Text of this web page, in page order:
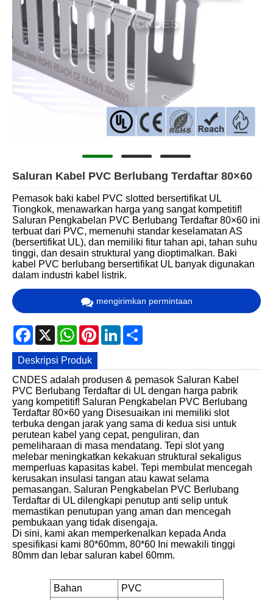
Saluran Kabel PVC Berlubang Terdaftar 80×60
Pemasok baki kabel PVC slotted bersertifikat UL
Tiongkok, menawarkan harga yang sangat kompetitif!
Saluran Pengkabelan PVC Berlubang Terdaftar 80×60 ini
terbuat dari PVC, memenuhi standar keselamatan AS
(bersertifikat UL), dan memiliki fitur tahan api, tahan suhu
tinggi, dan desain struktural yang dioptimalkan. Baki
kabel PVC berlubang bersertifikat UL banyak digunakan
dalam industri kabel listrik.
mengirimkan permintaan
Facebook
X WhatsApp
PinterestLinkedIn
Deskripsi Produk
CNDES adalah produsen & pemasok Saluran Kabel
PVC Berlubang Terdaftar di UL dengan harga pabrik
yang kompetitif! Saluran Pengkabelan PVC Berlubang
Terdaftar 80×60 yang Disesuaikan ini memiliki slot
terbuka dengan jarak yang sama di kedua sisi untuk
perutean kabel yang cepat, penguliran, dan
pemeliharaan di masa mendatang. Tepi slot yang
melebar meningkatkan kekakuan struktural sekaligus
memperluas kapasitas kabel. Tepi membulat mencegah
kerusakan insulasi tangan atau kawat selama
pemasangan. Saluran Pengkabelan PVC Berlubang
Terdaftar di UL dilengkapi penutup anti selip untuk
memastikan penutupan yang aman dan mencegah
pembukaan yang tidak disengaja.
Di sini, kami akan memperkenalkan kepada Anda
spesifikasi kami 80*60mm, 80*60 Ini mewakili tinggi
80mm dan lebar saluran kabel 60mm.
Bahan PVC